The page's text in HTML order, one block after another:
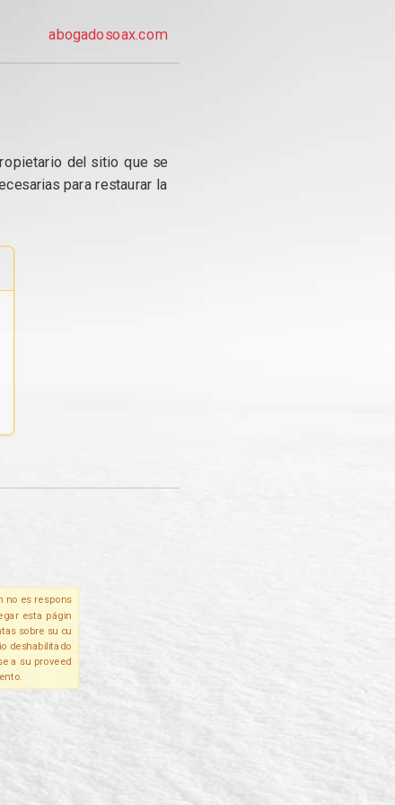
abogadosoax.com
del sitio que se
para restaurar la
no es respons
esta págin
sobre su cu
deshabilitado
a su proveed